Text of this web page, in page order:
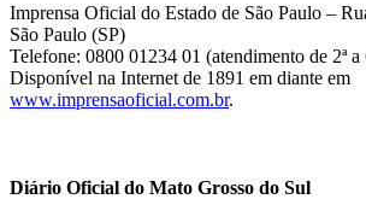
Imprensa Oficial do Estado de São Paulo –
São Paulo (SP)
Telefone: 0800 01234 01 (atendimento de 2ª a
Disponível na Internet de 1891 em diante em
www.imprensaoficial.com.br.
Diário Oficial do Mato Grosso do Sul